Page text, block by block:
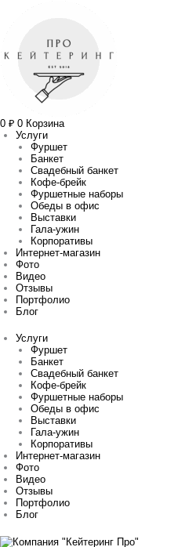
0 ₽ 0 Корзина
Услуги
Фуршет
Банкет
Свадебный банкет
Кофе-брейк
Фуршетные наборы
Обеды в офис
Выставки
Гала-ужин
Корпоративы
Интернет-магазин
Фото
Видео
Отзывы
Портфолио
Блог
Услуги
Фуршет
Банкет
Свадебный банкет
Кофе-брейк
Фуршетные наборы
Обеды в офис
Выставки
Гала-ужин
Корпоративы
Интернет-магазин
Фото
Видео
Отзывы
Портфолио
Блог
ветчиной
французской